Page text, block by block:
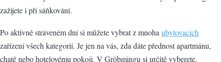
zažijete i při sáňkování.
Po aktivně stráveném dni si můžete vybrat z mnoha ubytovacích
zařízení všech kategorií. Je jen na vás, zda dáte přednost apartmánu,
chatě nebo hotelovému pokoji. V Gröbmingu si určitě vyberete.